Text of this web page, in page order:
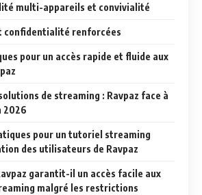
multi-appareils et convivialité
confidentialité renforcées
pour un accès rapide et fluide aux
de streaming : Ravpaz face à
2026
pour un tutoriel streaming
des utilisateurs de Ravpaz
garantit-il un accès facile aux
malgré les restrictions